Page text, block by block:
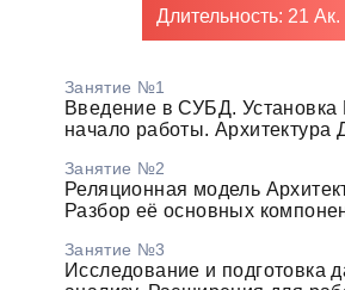
Длительность: 21
Занятие №1
Введение в СУБД. Установка
начало работы. Архитектура
Занятие №2
Реляционная модель
Разбор её основных
Занятие №3
Исследование и подготовка